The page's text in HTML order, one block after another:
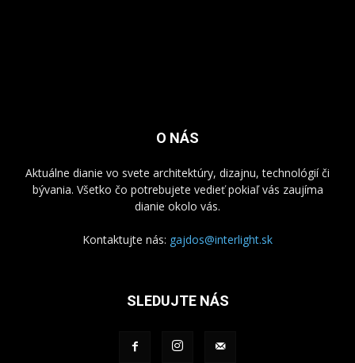
O NÁS
Aktuálne dianie vo svete architektúry, dizajnu, technológií či
bývania. Všetko čo potrebujete vedieť pokiaľ vás zaujíma
dianie okolo vás.
Kontaktujte nás: gajdos@interlight.sk
SLEDUJTE NÁS